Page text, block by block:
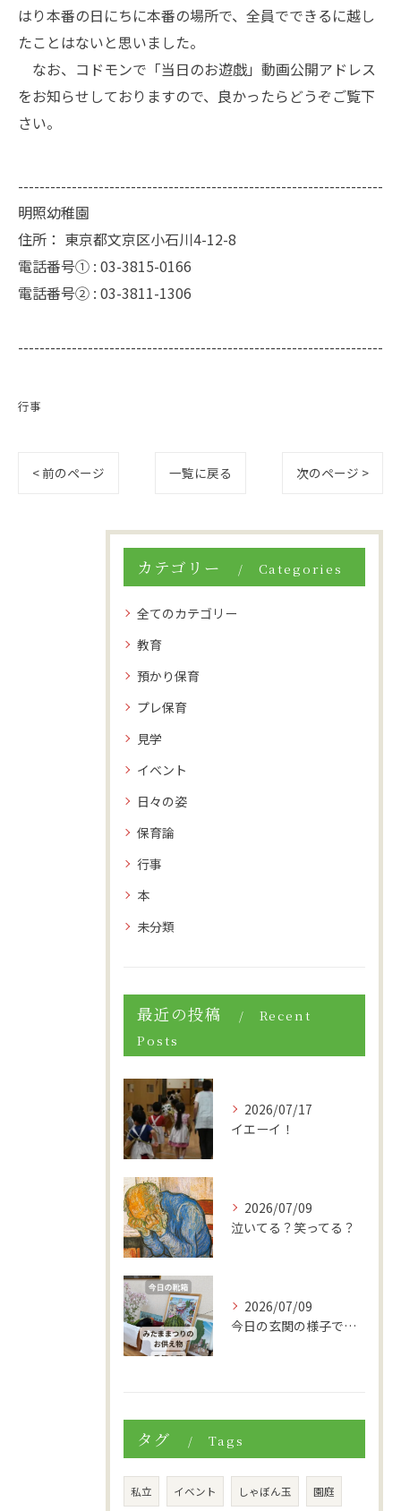
はり本番の日にちに本番の場所で、全員でできるに越し
たことはないと思いました。
なお、コドモンで「当日のお遊戯」動画公開アドレス
をお知らせしておりますので、良かったらどうぞご覧下
さい。
--------------------------------------------------------------------
明照幼稚園
住所： 東京都文京区小石川4-12-8
電話番号① : 03-3815-0166
電話番号② : 03-3811-1306
--------------------------------------------------------------------
行事
< 前のページ 一覧に戻る 次のページ >
カテゴリー Categories
全てのカテゴリー
教育
預かり保育
プレ保育
見学
イベント
日々の姿
保育論
行事
本
未分類
最近の投稿
Recent
Posts
2026/07/17
イエーイ！
2026/07/09
泣いてる？笑ってる？
2026/07/09
今日の玄関の様子です。
タグ Tags
私立 イベント しゃぼん玉 園庭